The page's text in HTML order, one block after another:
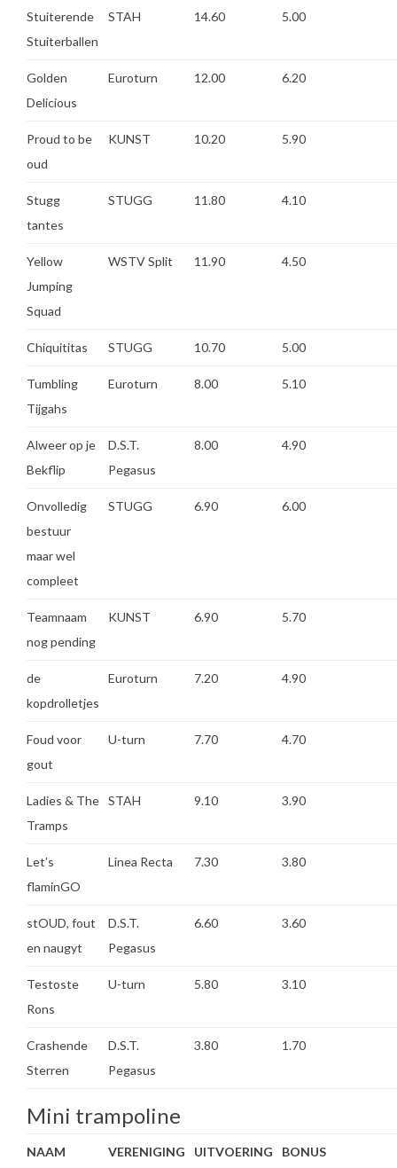
Stuiterende
Stuiterballen
STAH 14.60 5.00
Golden
Delicious
Euroturn 12.00 6.20
Proud to be
oud
KUNST 10.20 5.90
Stugg
tantes
STUGG 11.80 4.10
Yellow
Jumping
Squad
WSTV Split 11.90 4.50
Chiquititas STUGG 10.70 5.00
Tumbling
Tijgahs
Euroturn 8.00 5.10
Alweer op je
Bekflip
D.S.T.
Pegasus
8.00 4.90
Onvolledig
bestuur
maar wel
compleet
STUGG 6.90 6.00
Teamnaam
nog pending
KUNST 6.90 5.70
de
kopdrolletjes
Euroturn 7.20 4.90
Foud voor
gout
U-turn 7.70 4.70
Ladies & The
Tramps
STAH 9.10 3.90
Let’s
flaminGO
Linea Recta 7.30 3.80
stOUD, fout
en naugyt
D.S.T.
Pegasus
6.60 3.60
Testoste
Rons
U-turn 5.80 3.10
Crashende
Sterren
D.S.T.
Pegasus
3.80 1.70
Mini trampoline
NAAM VERENIGING UITVOERING
BONUS